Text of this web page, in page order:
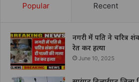
Popular Recent
नगरी में पति ने चरित्र
रेत कर हत्या
June 10, 2025